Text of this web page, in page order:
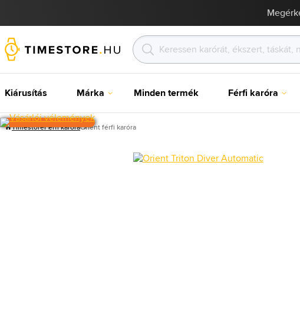
Kiárusítás Márka Minden termék Férfi karóra
TimestoreFérfi karóraOrient férfi karóra